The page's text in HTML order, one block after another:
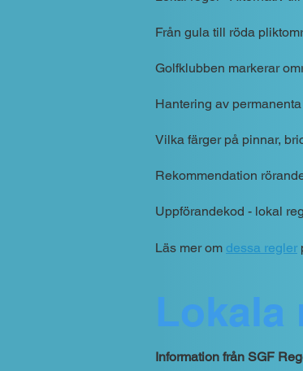
Från gula till röda
Golfklubben markerar
Hantering av
Vilka färger på pinnar,
Rekommendation
Uppförandekod - lokal
Läs mer om dessa regler
Lokala
Information från SGF